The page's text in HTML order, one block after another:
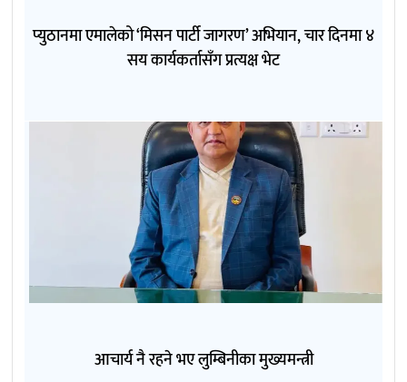
प्युठानमा एमालेको ‘मिसन पार्टी जागरण’ अभियान, चार दिनमा ४
सय कार्यकर्तासँग प्रत्यक्ष भेट
आचार्य नै रहने भए लुम्बिनीका मुख्यमन्त्री